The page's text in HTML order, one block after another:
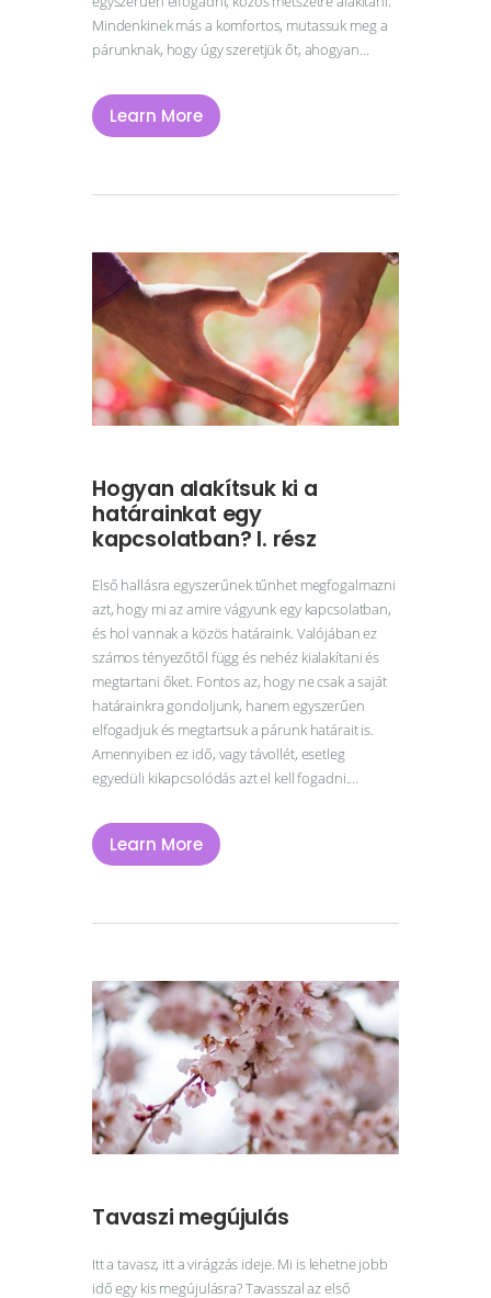
Mindenkinek más a komfortos, mutassuk meg a
párunknak, hogy úgy szeretjük őt, ahogyan…
Learn More
Hogyan alakítsuk ki a
határainkat egy
kapcsolatban? I. rész
Első hallásra egyszerűnek tűnhet megfogalmazni
azt, hogy mi az amire vágyunk egy kapcsolatban,
és hol vannak a közös határaink. Valójában ez
számos tényezőtől függ és nehéz kialakítani és
megtartani őket. Fontos az, hogy ne csak a saját
határainkra gondoljunk, hanem egyszerűen
elfogadjuk és megtartsuk a párunk határait is.
Amennyiben ez idő, vagy távollét, esetleg
egyedüli kikapcsolódás azt el kell fogadni.…
Learn More
Tavaszi megújulás
Itt a tavasz, itt a virágzás ideje. Mi is lehetne jobb
idő egy kis megújulásra? Tavasszal az első